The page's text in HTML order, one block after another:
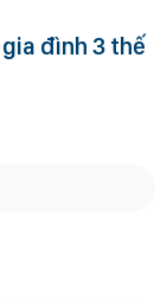
đình 3 thế